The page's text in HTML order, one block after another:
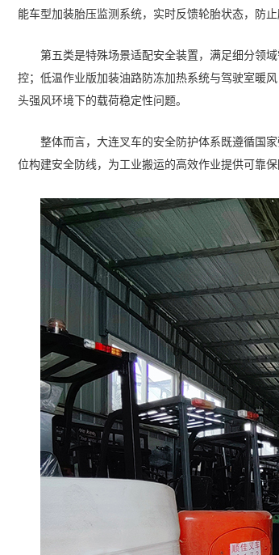
能车型加装胎压监测系统，实时反馈轮胎状态，防
第五类是特殊场景适配安全装置，满足细分领
控；低温作业版加装油路防冻加热系统与驾驶室暖
头强风环境下的载荷稳定性问题。
整体而言，大连叉车的安全防护体系既遵循国
位构建安全防线，为工业搬运的高效作业提供可靠保